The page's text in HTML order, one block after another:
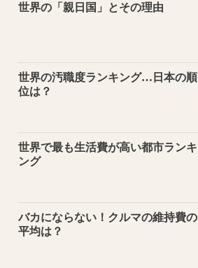
世界の「親日国」とその理由
世界の汚職度ランキング…日本の順
位は？
世界で最も生活費が高い都市ランキ
ング
バカにならない！クルマの維持費の
平均は？